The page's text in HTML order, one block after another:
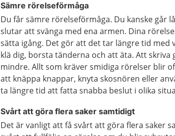
Sämre rörelseförmåga
Du får sämre rörelseförmåga. Du kanske går
slutar att svänga med ena armen. Dina
sätta igång. Det gör att det tar längre tid med
klä dig, borsta tänderna och att äta. Att
mindre. Allt som kräver smidiga rörelser blir
att knäppa knappar, knyta skosnören eller
ta längre tid att fatta snabba beslut i olika
Svårt att göra flera saker samtidigt
Det är vanligt att få svårt att göra flera saker